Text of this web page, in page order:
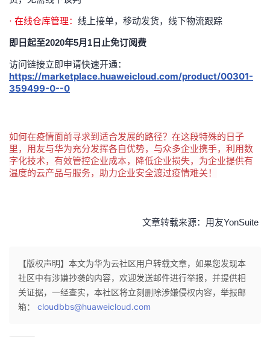
程
认
的
验
我
收
支
声
议
· 在线仓库管理： 线上接单，移动发货，线下物流跟踪
即日起至2020年5月1日止免订阅费
访问链接立即申请快速开通：
https://marketplace.huaweicloud.com/product/00301-
359499-0--0
如何在疫情面前寻求到适合发展的路径？在这段特殊的日子
里，用友与华为充分发挥各自优势，与众多企业携手，利用数
字化技术，有效管控企业成本，降低企业损失，为企业提供有
温度的云产品与服务，助力企业安全渡过疫情难关！
文章转载来源：用友YonSuite
【版权声明】本文为华为云社区用户转载文章，如果您发现本
社区中有涉嫌抄袭的内容，欢迎发送邮件进行举报，并提供相
关证据，一经查实，本社区将立刻删除涉嫌侵权内容，举报邮
箱： cloudbbs@huaweicloud.com